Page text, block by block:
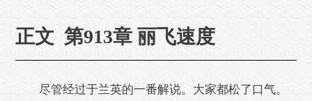
正文 第913章 丽飞速度
尽管经过于兰英的一番解说。大家都松了口气。